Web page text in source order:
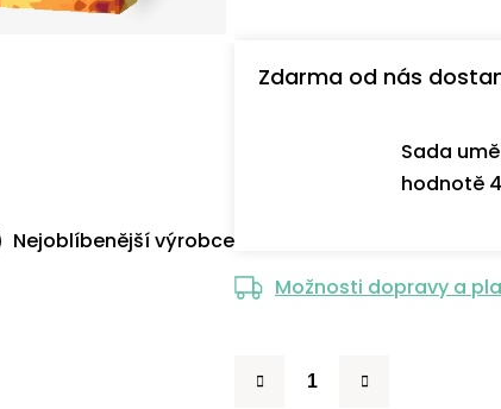
Zdarma od nás
Sada
hodnotě
Možnosti dopravy a
Nejoblíbenější výrobce